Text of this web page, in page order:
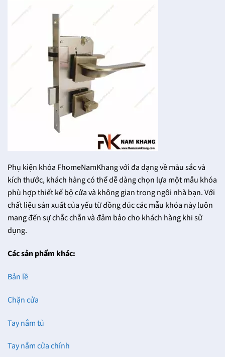
Phụ kiện khóa FhomeNamKhang với đa dạng về màu sắc và
kích thước, khách hàng có thể dễ dàng chọn lựa một mẫu khóa
phù hợp thiết kế bộ cửa và không gian trong ngôi nhà bạn. Với
chất liệu sản xuất của yếu từ đồng đúc các mẫu khóa này luôn
mang đến sự chắc chắn và đảm bảo cho khách hàng khi sử
dụng.
Các sản phẩm khác:
Bản lề
Chặn cửa
Tay nắm tủ
Tay nắm cửa chính